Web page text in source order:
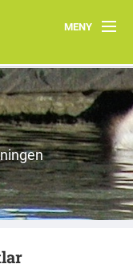
MENY
Hem
Program
Vad vi gör
Vi tycker
Cykling